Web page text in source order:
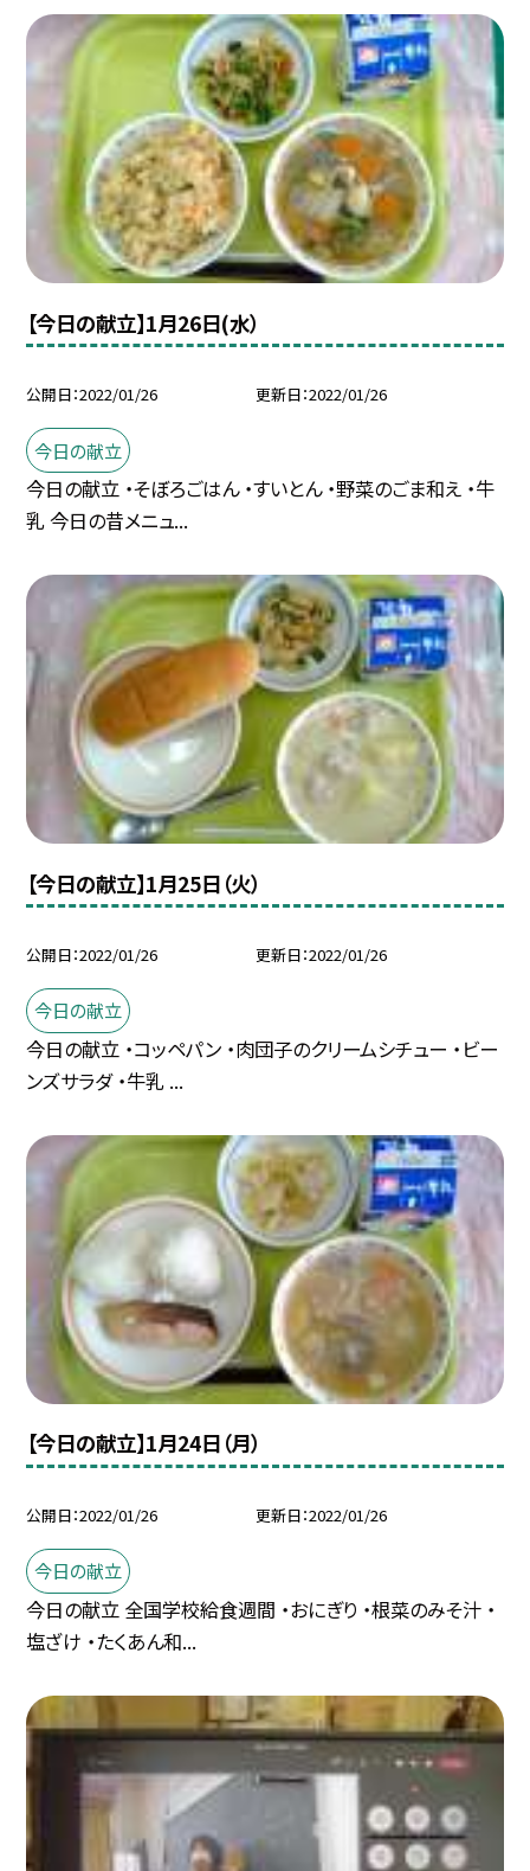
【今日の献立】1月26日(水）
公開日 2022/01/26 更新日 2022/01/26
今日の献立
今日の献立 ・そぼろごはん ・すいとん ・野菜のごま和え ・牛
乳 今日の昔メニュ...
【今日の献立】1月25日（火）
公開日 2022/01/26 更新日 2022/01/26
今日の献立
今日の献立 ・コッペパン ・肉団子のクリームシチュー ・ビー
ンズサラダ ・牛乳 ...
【今日の献立】1月24日（月）
公開日 2022/01/26 更新日 2022/01/26
今日の献立
今日の献立 全国学校給食週間 ・おにぎり ・根菜のみそ汁 ・
塩ざけ ・たくあん和...